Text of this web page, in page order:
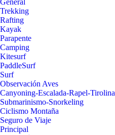
General
Trekking
Rafting
Kayak
Parapente
Camping
Kitesurf
PaddleSurf
Surf
Observación Aves
Canyoning-Escalada-Rapel-Tirolina
Submarinismo-Snorkeling
Ciclismo Montaña
Seguro de Viaje
Principal